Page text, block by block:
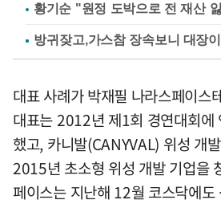
황기순 "원정 도박으로 전 재산
대표 사례가 박재필 나라스페이스
대표는 2012년 제1회 경연대회에
했고, 카니발(CANYVAL) 위성 개
2015년 초소형 위성 개발 기업을
페이스는 지난해 12월 코스닥에도